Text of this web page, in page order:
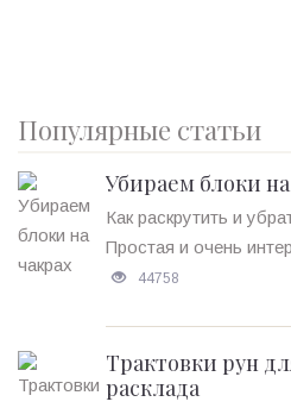
Популярные статьи
Убираем блоки
Как раскрутить и
Простая и очень
44758
Трактовки рун
расклада